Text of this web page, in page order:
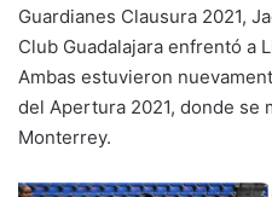
Guardianes Clausura 2021,
Club Guadalajara enfrentó a
Ambas estuvieron
del Apertura 2021, donde se
Monterrey.